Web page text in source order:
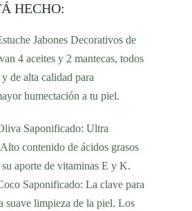
HECHO:
Jabones Decorativos de
4 aceites y 2 mantecas, todos
de alta calidad para
humectación a tu piel.
Saponificado: Ultra
contenido de ácidos grasos
aporte de vitaminas E y K.
Saponificado: La clave para
suave limpieza de la piel. Los